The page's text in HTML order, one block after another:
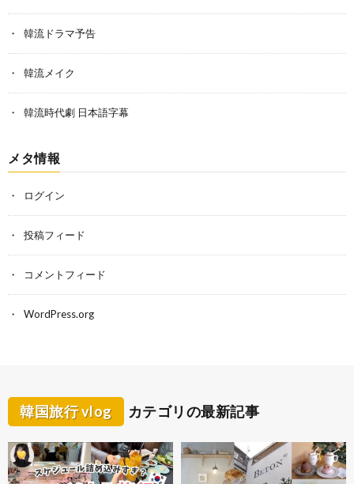
韓流ドラマ予告
韓流メイク
韓流時代劇 日本語字幕
メタ情報
ログイン
投稿フィード
コメントフィード
WordPress.org
韓国旅行 vlog カテゴリの最新記事